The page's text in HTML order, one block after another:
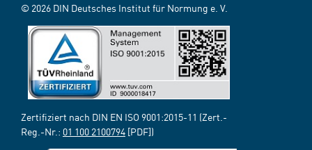
© 2026 DIN Deutsches Institut für Normung e. V.
Zertifiziert nach DIN EN ISO 9001:2015-11 (Zert.-
Reg.-Nr.: 01 100 2100794 [PDF])